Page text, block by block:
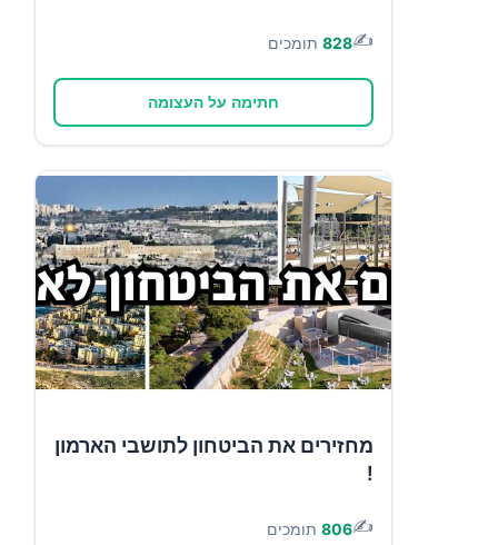
✍️
828 תומכים
חתימה על העצומה
מחזירים את הביטחון לתושבי הארמון
!
✍️
806 תומכים